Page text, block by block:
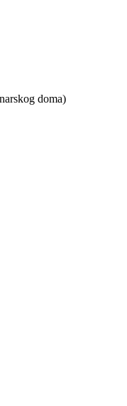
doma)